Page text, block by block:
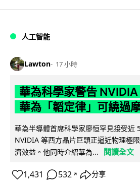
人工智能
Lawton 17 小時
華為科學家警告
華為「韜定律」可繞過
華為半導體首席科學家廖恒罕見接受近
NVIDIA 等西方晶片巨頭正逼近物理極
濟效益。他同時介紹華為...
閱讀全文
1,431 532 ↗ 分享